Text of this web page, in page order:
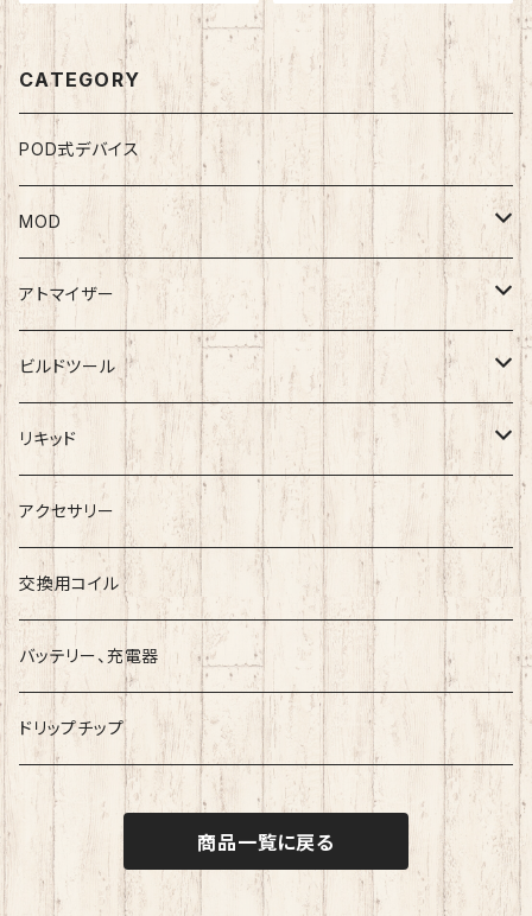
CATEGORY
POD式デバイス
MOD
テクニカルMOD
メカニカルMOD
アトマイザー
RDA
BlackRose
RTA
ArcanaMods/PIPELINE
Umbrella Mods
Holy Atty
Ambition Mods
RDTA
Freak
クリアロマイザー
ビルドツール
ワイヤー
コットン
ツール
リキッド
Vape Sapporoー道産子リキッドー
ESC
国産リキッド
MKVAPE
BaksLiquidLab
小江戸工房
海外産リキッド
Bandito Juice
COF『Cloudy O Funky』
アクセサリー
交換用コイル
バッテリー、充電器
ドリップチップ
商品一覧に戻る